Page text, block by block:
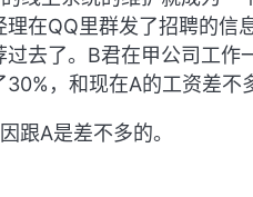
在QQ里群发了招聘的信
去了。B君在甲公司工作
，和现在A的工资差不
A是差不多的。